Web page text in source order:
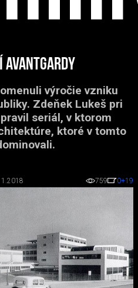
avantgardy
výročie vzniku
Zdeňek Lukeš pri
seriál, v ktorom
ktoré v tomto
759 0+19